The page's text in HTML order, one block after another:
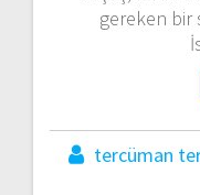
gereken bir
tercüman